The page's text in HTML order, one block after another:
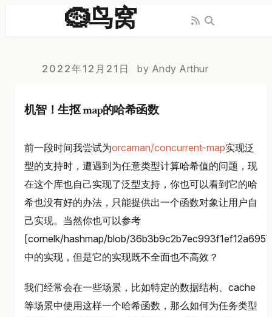
🪹鸟窝
2022年12月21日 by Andy Arthur
机智！生抠 map的哈希函数
前一段时间我尝试为orcaman/concurrent-map实现泛
型的支持时，遭遇到为任意类型计算哈希值的问题，现
在这个库也自己实现了泛型支持，你也可以看到它的哈
希也没有好的办法，只能提供出一个函数对象让用户自
己实现。当然你也可以参考
[cornelk/hashmap/blob/
中的实现，但是它的实现既不全面也不高效？
我们经常会在一些场景，比如特定的数据结构、cache
等场景中使用这样一个哈希函数，那么如何为任务类型